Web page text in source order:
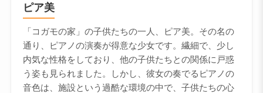
ピア美
「コガモの家」の子供たちの一人、ピア美。その名の
通り、ピアノの演奏が得意な少女です。繊細で、少し
内気な性格をしており、他の子供たちとの関係に戸惑
う姿も見られました。しかし、彼女の奏でるピアノの
音色は、施設という過酷な環境の中で、子供たちの心